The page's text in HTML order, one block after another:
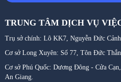
TRUNG TÂM DỊCH VỤ
Trụ sở chính: Lô KK7, Nguyễn Đức
Cơ sở Long Xuyên: Số 77, Tôn Đức
Cơ sở Phú Quốc: Dương Đông - Cửa
An Giang.